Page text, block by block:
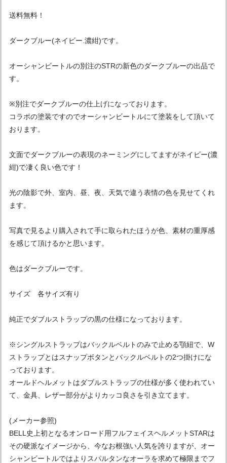
送料無料！
ダークブルー(ネイビー.濃紺)です。
オーシャンビートルの別注のSTRの新色のダークブルーの出品で
す。
※別注でダークブルーの仕上げになっております。
コラボの塗装ですのでオーシャンビートルにて塗装をして頂いて
おります。
文面でダークブルーの表現のネーミングにしてますがネイビー(濃
紺)で凄く良い色です！
光の陰影で外、室内、昼、夜、天気で違う表情の色を見せてくれ
ます。
写真で見るより購入されて手に取られたほうが色、素材の重厚感
を感じて頂けるかと思います。
色はダークブルーです。
サイズ 各サイズ有り
純正でダブルストラップの黒の仕様になっております。
※シングルストラップはバックルベルトのみで止める顎紐で、W
ストラップとはスナップボタンとバックルベルトの2つ掛けにな
っております。
オールドヘルメットはダブルストラップの仕様が多く使われてい
て、金具、レザー部分がよりカッコ良さを引き立てます。
(メーカー参照)
BELL史上初となるオンロード用フルフェイスヘルメットSTARは
その硬派なイメージから、今なお根強い人気を誇りますが、オー
シャンビートルではよりスパルタンなオーラを求めて極限までフ